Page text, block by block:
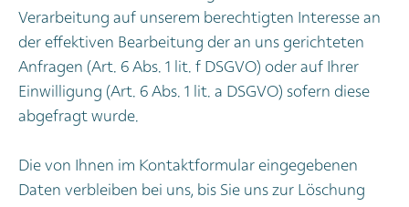
Verarbeitung auf unserem berechtigten Interesse an
der effektiven Bearbeitung der an uns gerichteten
Anfragen (Art. 6 Abs. 1 lit. f DSGVO) oder auf Ihrer
Einwilligung (Art. 6 Abs. 1 lit. a DSGVO) sofern diese
abgefragt wurde.
Die von Ihnen im Kontaktformular eingegebenen
Daten verbleiben bei uns, bis Sie uns zur Löschung